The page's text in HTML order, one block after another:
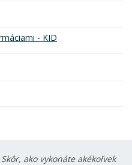
- KID
ako vykonáte akékoľvek